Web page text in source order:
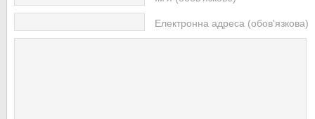
Електронна адреса (обов'язкова)